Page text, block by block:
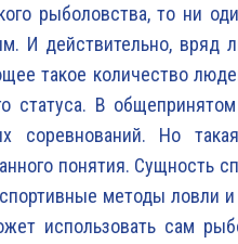
рыболовства, то ни
И действительно, вряд
такое количество
статуса. В
соревнований. Но
понятия. Сущность
методы ловли
использовать сам